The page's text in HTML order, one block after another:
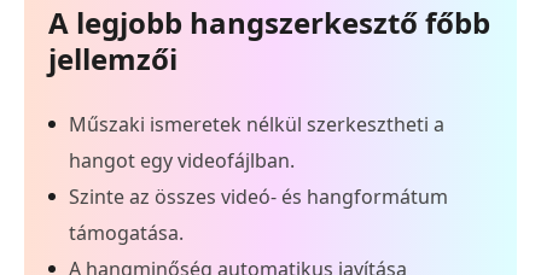
A legjobb hangszerkesztő főbb
jellemzői
Műszaki ismeretek nélkül szerkesztheti a
hangot egy videofájlban.
Szinte az összes videó- és hangformátum
támogatása.
A hangminőség automatikus javítása